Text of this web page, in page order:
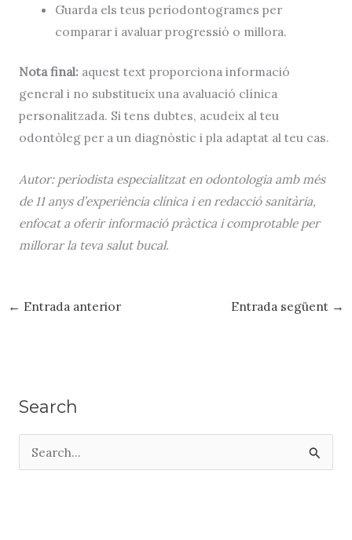
Guarda els teus periodontogrames per
comparar i avaluar progressió o millora.
Nota final: aquest text proporciona informació
general i no substitueix una avaluació clínica
personalitzada. Si tens dubtes, acudeix al teu
odontòleg per a un diagnòstic i pla adaptat al teu cas.
Autor: periodista especialitzat en odontologia amb més
de 11 anys d’experiència clínica i en redacció sanitària,
enfocat a oferir informació pràctica i comprotable per
millorar la teva salut bucal.
← Entrada anterior Entrada següent →
Search
e